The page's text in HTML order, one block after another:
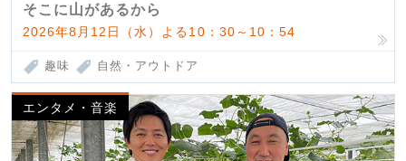
そこに山があるから
2026年8月12日（水）よる10：30～10：54
趣味 自然・アウトドア
エンタメ・音楽